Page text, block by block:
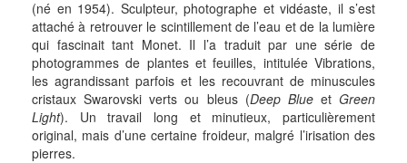
(né en 1954). Sculpteur, photographe et vidéaste, il s’est
attaché à retrouver le scintillement de l’eau et de la lumière
qui fascinait tant Monet. Il l’a traduit par une série de
photogrammes de plantes et feuilles, intitulée Vibrations,
les agrandissant parfois et les recouvrant de minuscules
cristaux Swarovski verts ou bleus (Deep Blueet Green
Light). Un travail long et minutieux, particulièrement
original, mais d’une certaine froideur, malgré l’irisation des
pierres.